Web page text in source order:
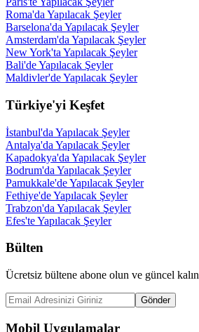
Roma'da Yapılacak Şeyler
Barselona'da Yapılacak Şeyler
Amsterdam'da Yapılacak Şeyler
New York'ta Yapılacak Şeyler
Bali'de Yapılacak Şeyler
Maldivler'de Yapılacak Şeyler
Türkiye'yi Keşfet
İstanbul'da Yapılacak Şeyler
Antalya'da Yapılacak Şeyler
Kapadokya'da Yapılacak Şeyler
Bodrum'da Yapılacak Şeyler
Pamukkale'de Yapılacak Şeyler
Fethiye'de Yapılacak Şeyler
Trabzon'da Yapılacak Şeyler
Efes'te Yapılacak Şeyler
Bülten
Ücretsiz bültene abone olun ve güncel kalın
Gönder
Mobil Uygulamalar